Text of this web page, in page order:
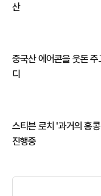
산
중국산 에어콘을 웃돈 주
디
스티븐 로치 '과거의 홍
진행중